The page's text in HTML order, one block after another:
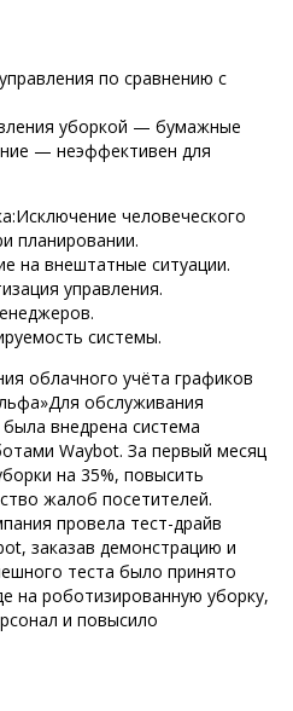
по сравнению с
уборкой — бумажные
— неэффективен для
человеческого
планировании.
на внештатные ситуации.
управления.
системы.
облачного учёта графиков
обслуживания
внедрена система
Waybot. За первый месяц
на 35%, повысить
жалоб посетителей.
провела тест-драйв
заказав демонстрацию и
теста было принято
на роботизированную уборку,
и повысило